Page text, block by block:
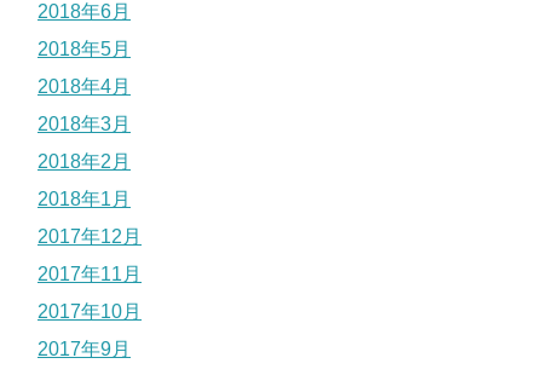
2018年6月
2018年5月
2018年4月
2018年3月
2018年2月
2018年1月
2017年12月
2017年11月
2017年10月
2017年9月